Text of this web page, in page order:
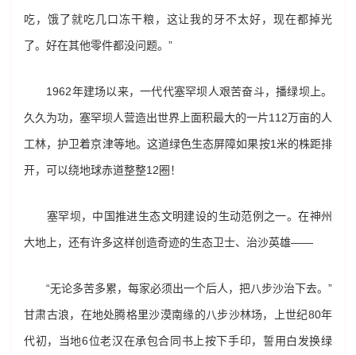
吃，饿了就吃几口冻干粮，这让我的牙不太好，现在都掉光
了。好在其他零件都没问题。”
1962年建场以来，一代代塞罕坝人艰苦奋斗，播绿坝上。
久久为功，塞罕坝人营造出世界上面积最大的一片112万亩的人
工林，护卫着京津等地。这道绿色生态屏障如果按1米的株距排
开，可以绕地球赤道整整12圈！
塞罕坝，中国推进生态文明建设的生动范例之一。在神州
大地上，还有许多这样创造奇迹的生态卫士、治沙英雄——
“无论多苦多累，每家必须出一个后人，把八步沙治下去。”
甘肃古浪，在地处腾格里沙漠南缘的八步沙林场，上世纪80年
代初，当地6位老汉在承包合同书上按下手印，誓用白发换绿